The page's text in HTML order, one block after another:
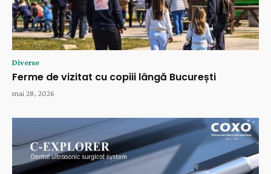
Diverse
Ferme de vizitat cu copiii lângă București
mai 28, 2026